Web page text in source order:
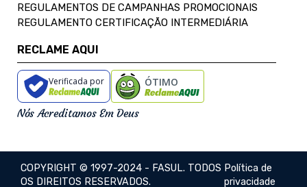
REGULAMENTOS DE CAMPANHAS PROMOCIONAIS
REGULAMENTO CERTIFICAÇÃO INTERMEDIÁRIA
RECLAME AQUI
Verificada por ÓTIMO
Nós Acreditamos Em Deus
COPYRIGHT © 1997-2024 - FASUL. TODOS
OS DIREITOS RESERVADOS.
Política de
privacidade